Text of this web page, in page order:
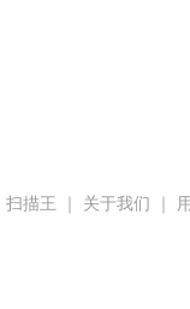
扫描王 ｜ 关于我们 ｜